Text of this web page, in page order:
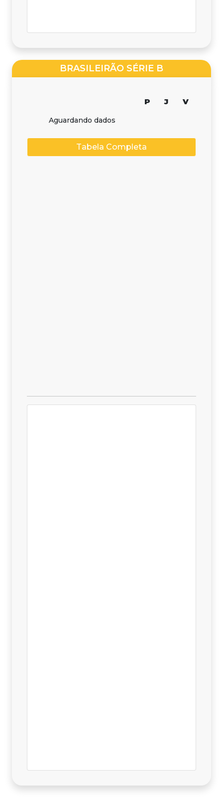
BRASILEIRÃO SÉRIE B
P J V
Aguardando dados
Tabela Completa